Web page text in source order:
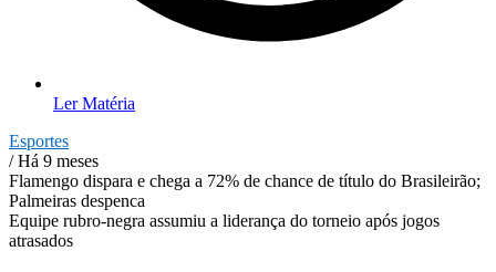
Ler Matéria
Esportes
/ Há 9 meses
Flamengo dispara e chega a 72% de chance de título do Brasileirão;
Palmeiras despenca
Equipe rubro-negra assumiu a liderança do torneio após jogos
atrasados